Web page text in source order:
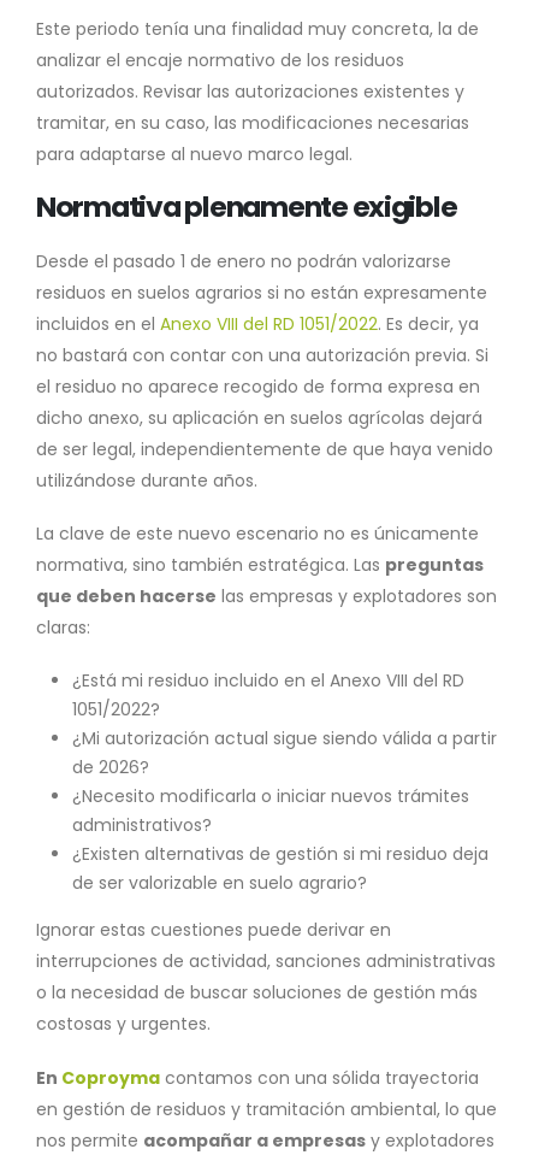
Este periodo tenía una finalidad muy concreta, la de
analizar el encaje normativo de los residuos
autorizados. Revisar las autorizaciones existentes y
tramitar, en su caso, las modificaciones necesarias
para adaptarse al nuevo marco legal.
Normativa plenamente exigible
Desde el pasado 1 de enero no podrán valorizarse
residuos en suelos agrarios si no están expresamente
incluidos en el Anexo VIII del RD 1051/2022. Es decir, ya
no bastará con contar con una autorización previa. Si
el residuo no aparece recogido de forma expresa en
dicho anexo, su aplicación en suelos agrícolas dejará
de ser legal, independientemente de que haya venido
utilizándose durante años.
La clave de este nuevo escenario no es únicamente
normativa, sino también estratégica. Las preguntas
que deben hacerse las empresas y explotadores son
claras:
¿Está mi residuo incluido en el Anexo VIII del RD
1051/2022?
¿Mi autorización actual sigue siendo válida a partir
de 2026?
¿Necesito modificarla o iniciar nuevos trámites
administrativos?
¿Existen alternativas de gestión si mi residuo deja
de ser valorizable en suelo agrario?
Ignorar estas cuestiones puede derivar en
interrupciones de actividad, sanciones administrativas
o la necesidad de buscar soluciones de gestión más
costosas y urgentes.
En Coproyma contamos con una sólida trayectoria
en gestión de residuos y tramitación ambiental, lo que
nos permite acompañar a empresas y explotadores